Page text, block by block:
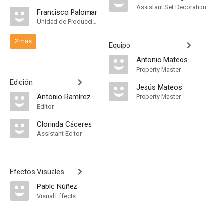
Francisco Palomar
Unidad de Producción
2 más
Edición
Antonio Ramírez de Loaysa
Editor
Clorinda Cáceres
Assistant Editor
Efectos Visuales
Pablo Núñez
Visual Effects
Assistant Set Decoration
Equipo
Antonio Mateos
Property Master
Jesús Mateos
Property Master